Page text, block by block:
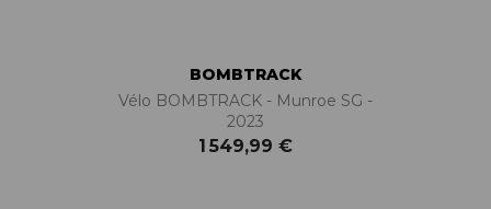
BOMBTRACK
Vélo BOMBTRACK - Munroe SG -
2023
1 549,99 €